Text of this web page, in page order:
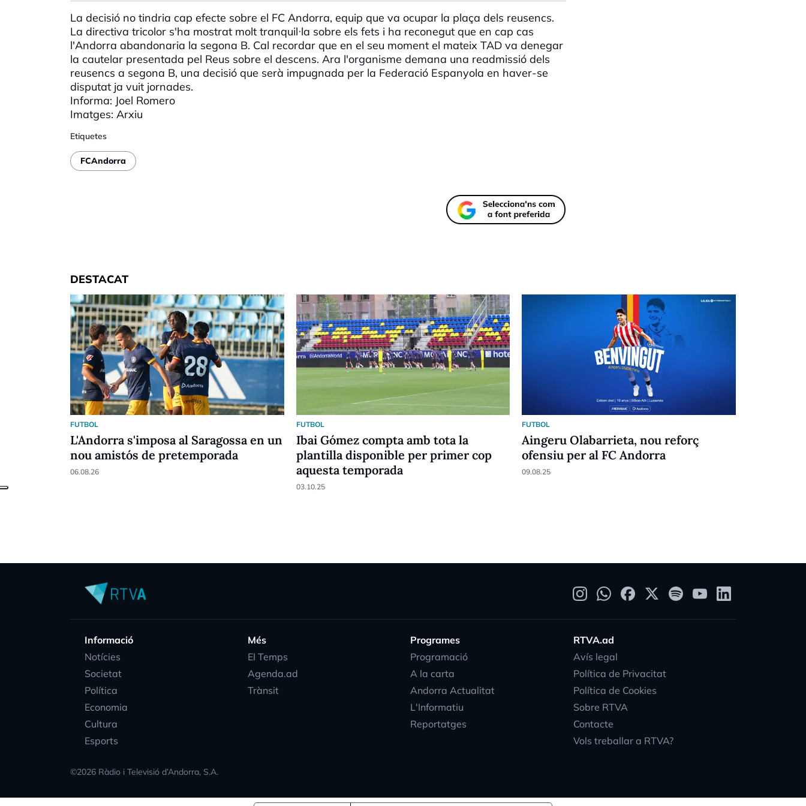
La decisió no tindria cap efecte sobre el FC Andorra, equip que va ocupar la plaça dels reusencs.
La directiva tricolor s'ha mostrat molt tranquil·la sobre els fets i ha reconegut que en cap cas
l'Andorra abandonaria la segona B. Cal recordar que en el seu moment el mateix TAD va denegar
la cautelar presentada pel Reus sobre el descens. Ara l'organisme demana una readmissió dels
reusencs a segona B, una decisió que serà impugnada per la Federació Espanyola en haver-se
disputat ja vuit jornades.
Informa: Joel Romero
Imatges: Arxiu
Etiquetes
FCAndorra
DESTACAT
FUTBOL
L'Andorra s'imposa al Saragossa en un
nou amistós de pretemporada
06.08.26
FUTBOL
Ibai Gómez compta amb tota la
plantilla disponible per primer cop
aquesta temporada
03.10.25
FUTBOL
Aingeru Olabarrieta, nou reforç
ofensiu per al FC Andorra
09.08.25
Informació
Notícies
Societat
Política
Economia
Cultura
Esports
Més
EI Temps
Agenda.ad
Trànsit
Programes
Programació
A la carta
Andorra Actualitat
L'Informatiu
Reportatges
RTVA.ad
Avís legal
Política de Privacitat
Política de Cookies
Sobre RTVA
Contacte
Vols treballar a RTVA?
©2026 Ràdio i Televisió d’Andorra, S.A.